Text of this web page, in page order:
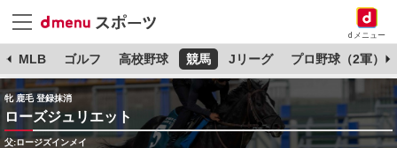
dメニュー
MLB ゴルフ 高校野球 競馬 Jリーグ プロ野球（2軍）
牝 鹿毛 登録抹消
ローズジュリエット
父:ロージズインメイ